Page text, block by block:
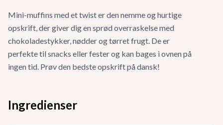
Mini-muffins med et twist er den nemme og hurtige
opskrift, der giver dig en sprød overraskelse med
chokoladestykker, nødder og tørret frugt. De er
perfekte til snacks eller fester og kan bages i ovnen på
ingen tid. Prøv den bedste opskrift på dansk!
Ingredienser